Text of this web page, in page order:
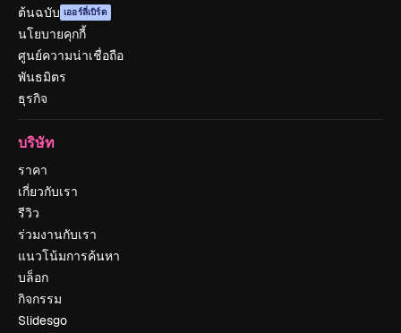
ต้นฉบับ เออร์ลี่เบิร์ด
นโยบายคุกกี้
ศูนย์ความน่าเชื่อถือ
พันธมิตร
ธุรกิจ
บริษัท
ราคา
เกี่ยวกับเรา
รีวิว
ร่วมงานกับเรา
แนวโน้มการค้นหา
บล็อก
กิจกรรม
Slidesgo